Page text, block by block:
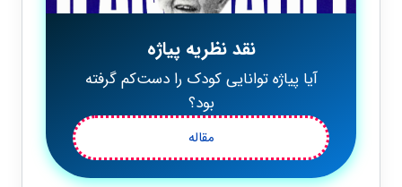
نقد نظریه پیاژه
آیا پیاژه توانایی کودک را دست‌کم گرفته
بود؟
مقاله